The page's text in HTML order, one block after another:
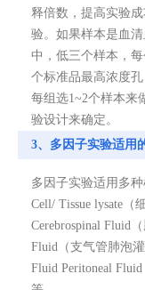
释倍数，提高实验
验。如果样本是血
中，低三个样本，
个标准品最高浓度
每组选1~2个样本来
验设计来确定。
3、多因子实验适用
多因子实验适用多种
Cell/ Tissue lysate（
Cerebrospinal Fluid
Fluid（支气管肺泡灌
Fluid Peritoneal